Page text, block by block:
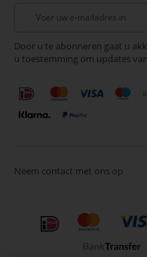
onze
nieuwsbrief
Door u te abonneren gaat u
u toestemming om updates
Neem contact met ons op